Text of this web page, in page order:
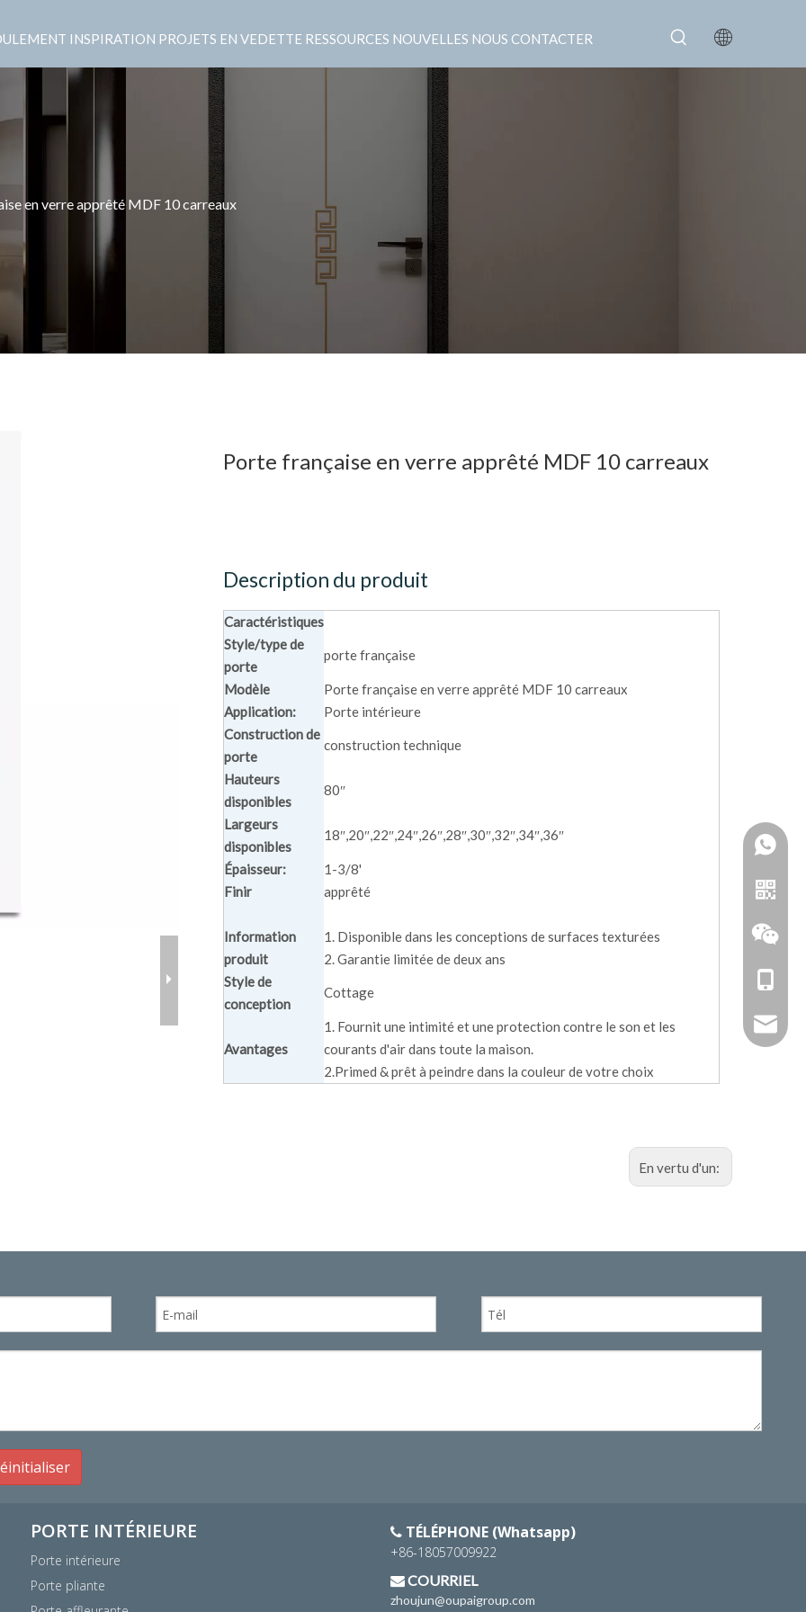
INSPIRATION PROJETS EN VEDETTE RESSOURCES NOUVELLES NOUS CONTACTER
en verre apprêté MDF 10 carreaux
Porte française en verre apprêté MDF 10 carreaux
Description du produit
Caractéristiques
Style/type de
porte
porte française
Modèle
Porte française en verre apprêté MDF 10 carreaux
Application:
Porte intérieure
Construction de
porte
construction technique
Hauteurs
disponibles
80″
Largeurs
disponibles
18″,20″,22″,24″,26″,28″,30″,32″,34″,36″
Épaisseur:
1-3/8'
Finir
apprêté
Information
produit
1. Disponible dans les conceptions de surfaces texturées
2. Garantie limitée de deux ans
Style de
conception
Cottage
Avantages
1. Fournit une intimité et une protection contre le son et les
courants d'air dans toute la maison.
2.Primed & prêt à peindre dans la couleur de votre choix
En vertu d'un:
PORTE INTÉRIEURE
Porte intérieure
Porte pliante
 TÉLÉPHONE (Whatsapp)
+86-18057009922
COURRIEL
zhoujun@oupaigroup.com